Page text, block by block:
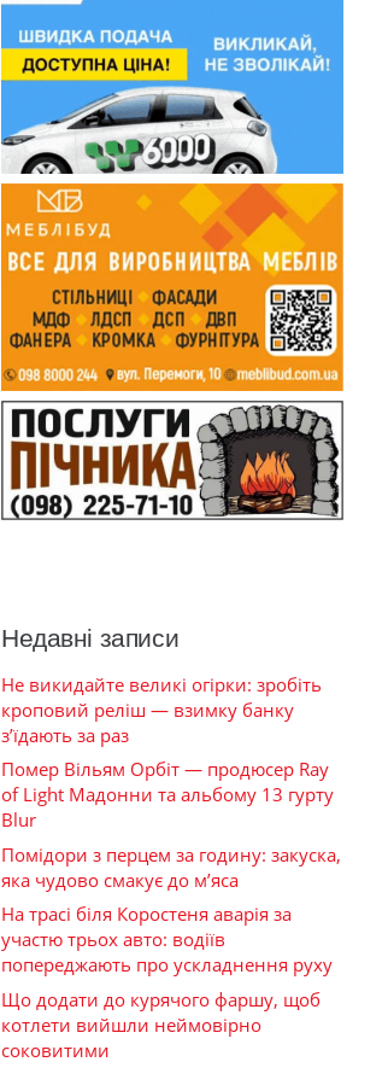
Недавні записи
Не викидайте великі огірки: зробіть
кроповий реліш — взимку банку
з’їдають за раз
Помер Вільям Орбіт — продюсер Ray
of Light Мадонни та альбому 13 гурту
Blur
Помідори з перцем за годину: закуска,
яка чудово смакує до м’яса
На трасі біля Коростеня аварія за
участю трьох авто: водіїв
попереджають про ускладнення руху
Що додати до курячого фаршу, щоб
котлети вийшли неймовірно
соковитими